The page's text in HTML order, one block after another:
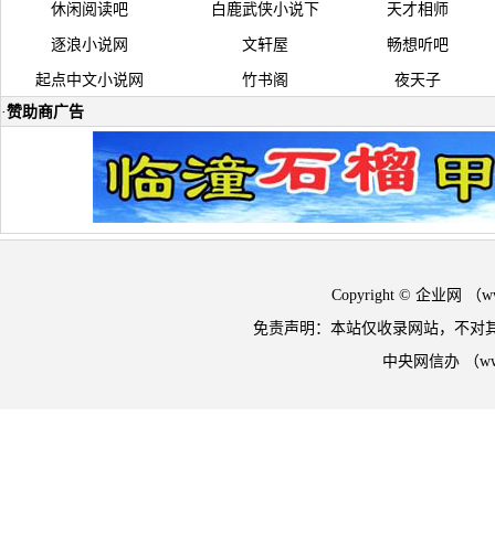
休闲阅读吧 白鹿武侠小说下 天才相师
逐浪小说网 文轩屋 畅想听吧
起点中文小说网 竹书阁
夜天子
·赞助商广告
Copyright © 企业网 （
免责声明：本站仅收录网站，不对
中央网信办 （